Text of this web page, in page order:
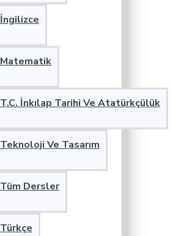
İngilizce
Matematik
T.C. İnkılap Tarihi Ve Atatürkçülük
Teknoloji Ve Tasarım
Tüm Dersler
Türkçe